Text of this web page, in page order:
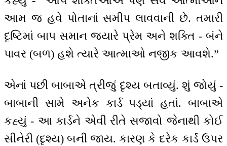
આમ જ હવે પોતાનાં સમીપ લાવવાની છે. તમારી
દૃષ્ટિમાં બાપ સમાન જ્યારે પ્રેમ અને શક્તિ - બંને
પાવર (બળ) હશે ત્યારે આત્માઓ નજીક આવશે.”
એનાં પછી બાબાએ ત્રીજું દૃશ્ય બતાવ્યું. શું જોયું -
બાબાની સામે અનેક કાર્ડ પડ્યાં હતાં. બાબાએ
કહ્યું - આ કાર્ડને એવી રીતે સજાવો જેનાથી કોઈ
સીનેરી (દૃશ્ય) બની જાય. કારણ કે દરેક કાર્ડ ઉપર